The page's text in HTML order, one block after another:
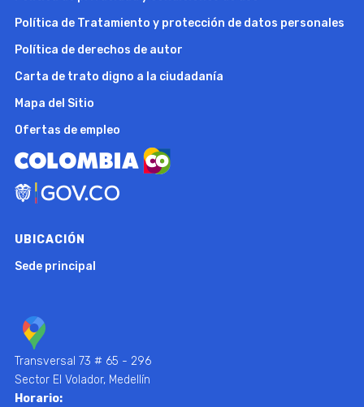
Política de Tratamiento y protección de datos personales
Política de derechos de autor
Carta de trato digno a la ciudadanía
Mapa del Sitio
Ofertas de empleo
UBICACIÓN
Sede principal
Transversal 73 # 65 - 296
Sector El Volador, Medellín
Horario: